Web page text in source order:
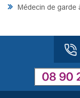
Médecin de garde